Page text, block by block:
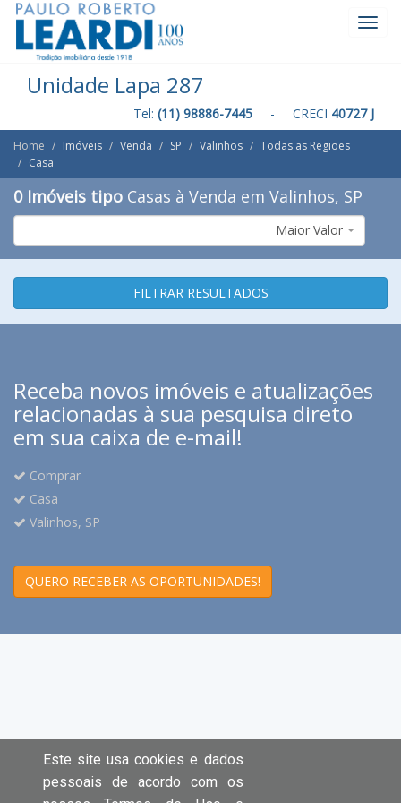
Unidade Lapa 287
Tel: (11) 98886-7445 - CRECI 40727 J
Home Imóveis Venda SP Valinhos
Todas as Regiões
Casa
0 Imóveis tipo Casas à Venda em Valinhos, SP
Maior Valor
FILTRAR RESULTADOS
Receba novos imóveis e atualizações
relacionadas à sua pesquisa direto
em sua caixa de e-mail!
Comprar
Casa
Valinhos, SP
QUERO RECEBER AS OPORTUNIDADES!
Este site usa cookies e dados
pessoais de acordo com os